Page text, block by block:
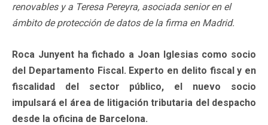
renovables y a Teresa Pereyra, asociada senior en el
ámbito de protección de datos de la firma en Madrid.
Roca Junyent ha fichado a Joan Iglesias como socio
del Departamento Fiscal. Experto en delito fiscal y en
fiscalidad del sector público, el nuevo socio
impulsará el área de litigación tributaria del despacho
desde la oficina de Barcelona.